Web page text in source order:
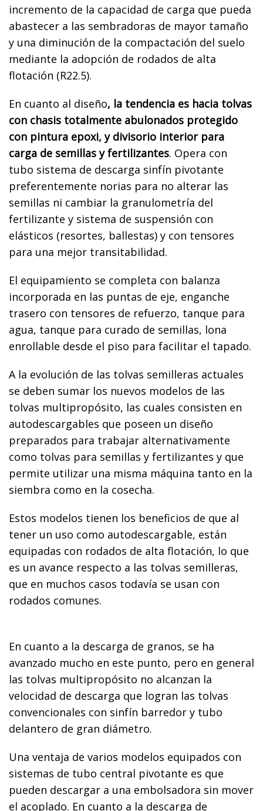
incremento de la capacidad de carga que pueda
abastecer a las sembradoras de mayor tamaño
y una diminución de la compactación del suelo
mediante la adopción de rodados de alta
flotación (R22.5).
En cuanto al diseño, la tendencia es hacia tolvas
con chasis totalmente abulonados protegido
con pintura epoxi, y divisorio interior para
carga de semillas y fertilizantes. Opera con
tubo sistema de descarga sinfín pivotante
preferentemente norias para no alterar las
semillas ni cambiar la granulometría del
fertilizante y sistema de suspensión con
elásticos (resortes, ballestas) y con tensores
para una mejor transitabilidad.
El equipamiento se completa con balanza
incorporada en las puntas de eje, enganche
trasero con tensores de refuerzo, tanque para
agua, tanque para curado de semillas, lona
enrollable desde el piso para facilitar el tapado.
A la evolución de las tolvas semilleras actuales
se deben sumar los nuevos modelos de las
tolvas multipropósito, las cuales consisten en
autodescargables que poseen un diseño
preparados para trabajar alternativamente
como tolvas para semillas y fertilizantes y que
permite utilizar una misma máquina tanto en la
siembra como en la cosecha.
Estos modelos tienen los beneficios de que al
tener un uso como autodescargable, están
equipadas con rodados de alta flotación, lo que
es un avance respecto a las tolvas semilleras,
que en muchos casos todavía se usan con
rodados comunes.
En cuanto a la descarga de granos, se ha
avanzado mucho en este punto, pero en general
las tolvas multipropósito no alcanzan la
velocidad de descarga que logran las tolvas
convencionales con sinfín barredor y tubo
delantero de gran diámetro.
Una ventaja de varios modelos equipados con
sistemas de tubo central pivotante es que
pueden descargar a una embolsadora sin mover
el acoplado. En cuanto a la descarga de